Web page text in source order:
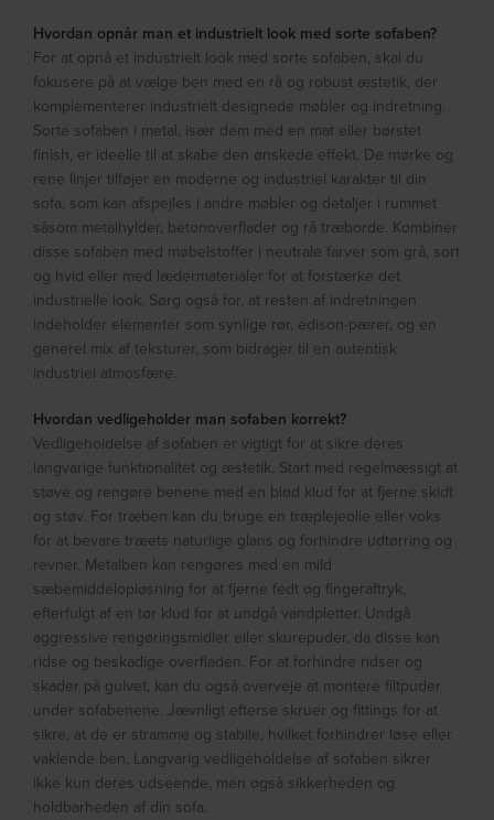
Hvordan opnår man et industrielt look med sorte sofaben?
For at opnå et industrielt look med sorte sofaben, skal du
fokusere på at vælge ben med en rå og robust æstetik, der
komplementerer industrielt designede møbler og indretning.
Sorte sofaben i metal, især dem med en mat eller børstet
finish, er ideelle til at skabe den ønskede effekt. De mørke og
rene linjer tilføjer en moderne og industriel karakter til din
sofa, som kan afspejles i andre møbler og detaljer i rummet
såsom metalhylder, betonoverflader og rå træborde. Kombiner
disse sofaben med møbelstoffer i neutrale farver som grå, sort
og hvid eller med lædermaterialer for at forstærke det
industrielle look. Sørg også for, at resten af indretningen
indeholder elementer som synlige rør, edison-pærer, og en
generel mix af teksturer, som bidrager til en autentisk
industriel atmosfære.
Hvordan vedligeholder man sofaben korrekt?
Vedligeholdelse af sofaben er vigtigt for at sikre deres
langvarige funktionalitet og æstetik. Start med regelmæssigt at
støve og rengøre benene med en blød klud for at fjerne skidt
og støv. For træben kan du bruge en træplejeolie eller voks
for at bevare træets naturlige glans og forhindre udtørring og
revner. Metalben kan rengøres med en mild
sæbemiddelopløsning for at fjerne fedt og fingeraftryk,
efterfulgt af en tør klud for at undgå vandpletter. Undgå
aggressive rengøringsmidler eller skurepuder, da disse kan
ridse og beskadige overfladen. For at forhindre ridser og
skader på gulvet, kan du også overveje at montere filtpuder
under sofabenene. Jævnligt efterse skruer og fittings for at
sikre, at de er stramme og stabile, hvilket forhindrer løse eller
vaklende ben. Langvarig vedligeholdelse af sofaben sikrer
ikke kun deres udseende, men også sikkerheden og
holdbarheden af din sofa.